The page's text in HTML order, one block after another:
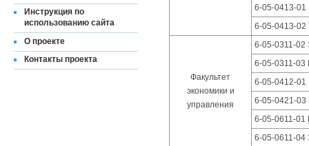
Инструкция по
использованию сайта
О проекте
Контакты проекта
6-05-0413-01
6-05-0413-02
Факультет
экономики и
управления
6-05-0311-02
6-05-0311-03
6-05-0412-
6-05-0421-03
6-05-0611-01
6-05-0611-04